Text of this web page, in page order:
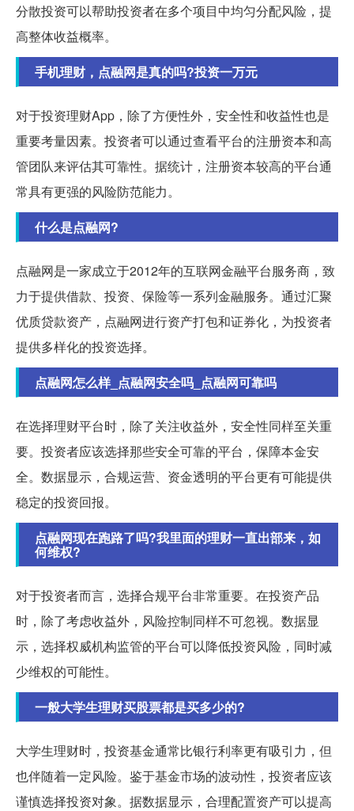
分散投资可以帮助投资者在多个项目中均匀分配风险，提
高整体收益概率。
手机理财，点融网是真的吗?投资一万元
对于投资理财App，除了方便性外，安全性和收益性也是
重要考量因素。投资者可以通过查看平台的注册资本和高
管团队来评估其可靠性。据统计，注册资本较高的平台通
常具有更强的风险防范能力。
什么是点融网?
点融网是一家成立于2012年的互联网金融平台服务商，致
力于提供借款、投资、保险等一系列金融服务。通过汇聚
优质贷款资产，点融网进行资产打包和证券化，为投资者
提供多样化的投资选择。
点融网怎么样_点融网安全吗_点融网可靠吗
在选择理财平台时，除了关注收益外，安全性同样至关重
要。投资者应该选择那些安全可靠的平台，保障本金安
全。数据显示，合规运营、资金透明的平台更有可能提供
稳定的投资回报。
点融网现在跑路了吗?我里面的理财一直出部来，如
何维权?
对于投资者而言，选择合规平台非常重要。在投资产品
时，除了考虑收益外，风险控制同样不可忽视。数据显
示，选择权威机构监管的平台可以降低投资风险，同时减
少维权的可能性。
一般大学生理财买股票都是买多少的?
大学生理财时，投资基金通常比银行利率更有吸引力，但
也伴随着一定风险。鉴于基金市场的波动性，投资者应该
谨慎选择投资对象。据数据显示，合理配置资产可以提高